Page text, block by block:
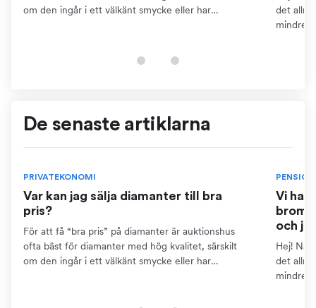
om den ingår i ett välkänt smycke eller har
det
mindre
De senaste artiklarna
PRIVATEKONOMI
Var kan jag sälja diamanter till bra
pris?
För att få “bra pris” på diamanter är auktionshus
ofta bäst för diamanter med hög kvalitet, särskilt
om den ingår i ett välkänt smycke eller har
PENSION
Vi har
och
Hej! När
det
mindre